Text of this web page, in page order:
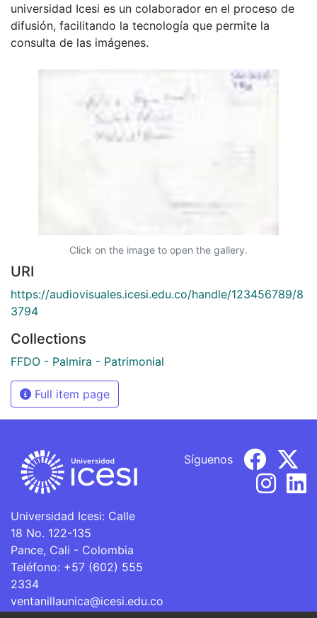
universidad Icesi es un colaborador en el proceso de
difusión, facilitando la tecnología que permite la
consulta de las imágenes.
Click on the image to open the gallery.
URI
https://audiovisuales.icesi.edu.co/handle/123456789/8
3794
Collections
FFDO - Palmira - Patrimonial
Full item page
Universidad Icesi: Calle
18 No. 122-135
Pance, Cali - Colombia
Teléfono: +57 (602) 555
2334
ventanillaunica@icesi.edu.co
Síguenos